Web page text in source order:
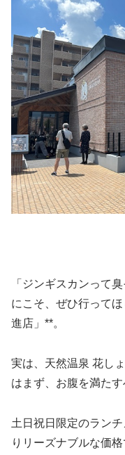
「ジンギスカンって
にこそ、ぜひ行って
進店」**。
実は、天然温泉 花し
はまず、お腹を満たす
土日祝日限定のラン
りリーズナブルな価